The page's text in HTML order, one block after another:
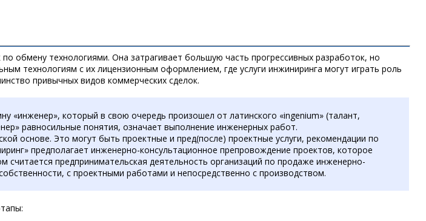
обмену технологиями. Она затрагивает большую часть прогрессивных разработок, но
технологиям с их лицензионным оформлением, где услуги инжиниринга могут играть роль
привычных видов коммерческих сделок.
«инженер», который в свою очередь произошел от латинского «ingenium» (талант,
равносильные понятия, означает выполнение инженерных работ.
основе. Это могут быть проектные и пред(после) проектные услуги, рекомендации по
предполагает инженерно-консультационное препровождение проектов, которое
предпринимательская деятельность организаций по продаже инженерно-
с проектными работами и непосредственно с производством.